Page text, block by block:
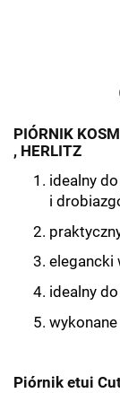
PIÓRNIK
, HERLITZ
idealny
i
elegancki
idealny
Piórnik etui